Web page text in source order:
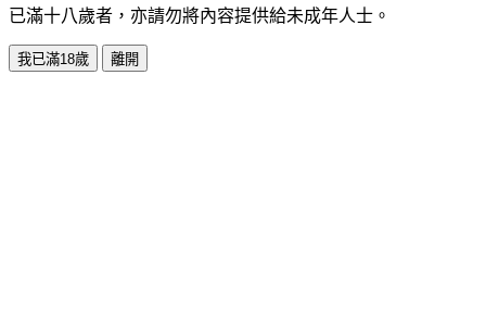
已滿十八歲者，亦請勿將內容提供給未成年人士。
我已滿18歲 離開